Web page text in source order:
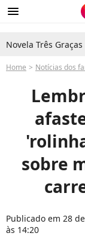
menu
Novela Três Graças
Home Notícias dos
sobre
Publicado em 28
às 14:20